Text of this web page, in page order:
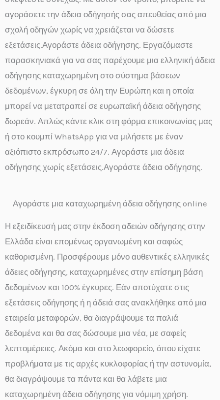
αγοράσετε την άδεια οδήγησής σας απευθείας από μια
σχολή οδηγών χωρίς να χρειάζεται να δώσετε
εξετάσεις.Αγοράστε άδεια οδήγησης. Εργαζόμαστε
παρασκηνιακά για να σας παρέχουμε μια ελληνική άδεια
οδήγησης καταχωρημένη στο σύστημα βάσεων
δεδομένων, έγκυρη σε όλη την Ευρώπη και η οποία
μπορεί να μετατραπεί σε ευρωπαϊκή άδεια οδήγησης
δωρεάν. Απλώς κάντε κλικ στη φόρμα επικοινωνίας μας
ή στο κουμπί WhatsApp για να μιλήσετε με έναν
αξιόπιστο εκπρόσωπο 24/7. Αγοράστε μια άδεια
οδήγησης χωρίς εξετάσεις.Αγοράστε άδεια οδήγησης.
Αγοράστε μια καταχωρημένη άδεια οδήγησης online
Η εξειδίκευσή μας στην έκδοση αδειών οδήγησης στην
Ελλάδα είναι επομένως οργανωμένη και σαφώς
καθορισμένη. Προσφέρουμε μόνο αυθεντικές ελληνικές
άδειες οδήγησης, καταχωρημένες στην επίσημη βάση
δεδομένων και 100% έγκυρες. Εάν αποτύχατε στις
εξετάσεις οδήγησης ή η άδειά σας ανακλήθηκε από μια
εταιρεία μεταφορών, θα διαγράψουμε τα παλιά
δεδομένα και θα σας δώσουμε μια νέα, με σαφείς
λεπτομέρειες. Ακόμα και στο λεωφορείο, όπου είχατε
προβλήματα με τις αρχές κυκλοφορίας ή την αστυνομία,
θα διαγράψουμε τα πάντα και θα λάβετε μια
καταχωρημένη άδεια οδήγησης για νόμιμη χρήση.